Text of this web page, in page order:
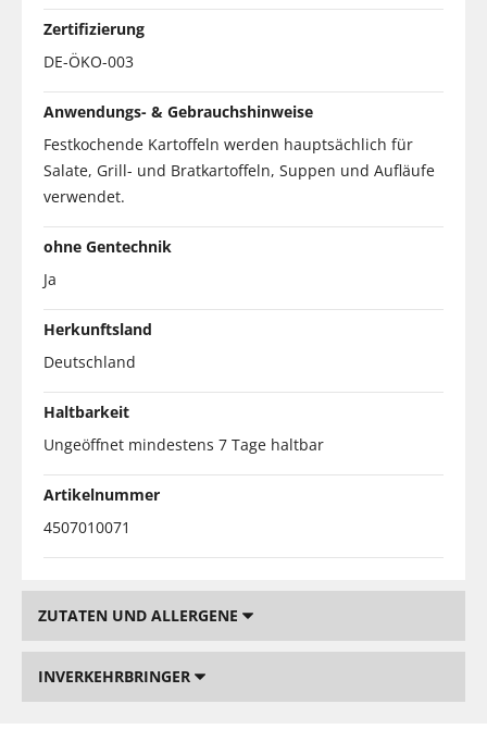
Zertifizierung
DE-ÖKO-003
Anwendungs- & Gebrauchshinweise
Festkochende Kartoffeln werden hauptsächlich für
Salate, Grill- und Bratkartoffeln, Suppen und Aufläufe
verwendet.
ohne Gentechnik
Ja
Herkunftsland
Deutschland
Haltbarkeit
Ungeöffnet mindestens 7 Tage haltbar
Artikelnummer
4507010071
ZUTATEN UND ALLERGENE
INVERKEHRBRINGER